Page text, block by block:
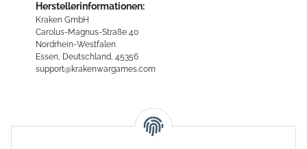
Herstellerinformationen:
Kraken GmbH
Carolus-Magnus-Straße 40
Nordrhein-Westfalen
Essen, Deutschland, 45356
support@krakenwargames.com